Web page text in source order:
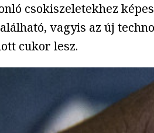
csokiszeletekhez
vagyis az új
cukor lesz.